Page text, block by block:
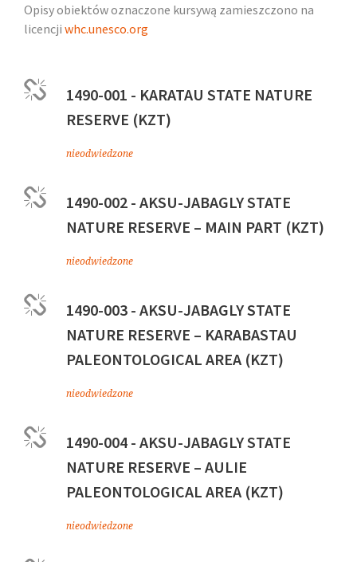
Opisy obiektów oznaczone kursywą zamieszczono na
licencji whc.unesco.org
1490-001 - KARATAU STATE NATURE
RESERVE (KZT)
nieodwiedzone
1490-002 - AKSU-JABAGLY STATE
NATURE RESERVE – MAIN PART (KZT)
nieodwiedzone
1490-003 - AKSU-JABAGLY STATE
NATURE RESERVE – KARABASTAU
PALEONTOLOGICAL AREA (KZT)
nieodwiedzone
1490-004 - AKSU-JABAGLY STATE
NATURE RESERVE – AULIE
PALEONTOLOGICAL AREA (KZT)
nieodwiedzone